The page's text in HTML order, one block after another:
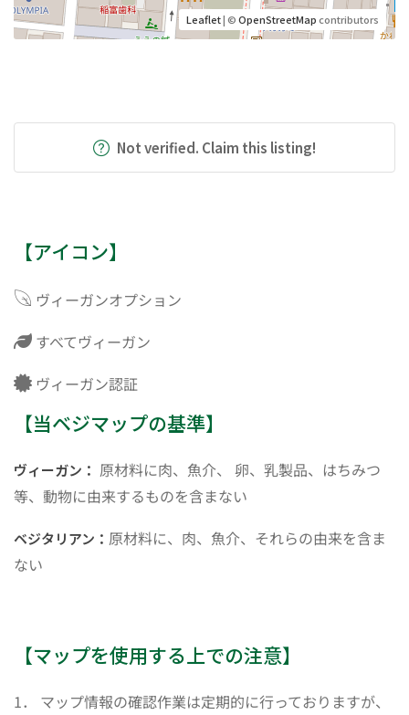
Leaflet| ©OpenStreetMapcontributors
Not verified. Claim this listing!
【アイコン】
ヴィーガンオプション
すべてヴィーガン
ヴィーガン認証
【当ベジマップの基準】
ヴィーガン： 原材料に肉、魚介、 卵、乳製品、はちみつ
等、動物に由来するものを含まない
ベジタリアン： 原材料に、肉、魚介、それらの由来を含ま
ない
【マップを使用する上での注意】
1． マップ情報の確認作業は定期的に行っておりますが、